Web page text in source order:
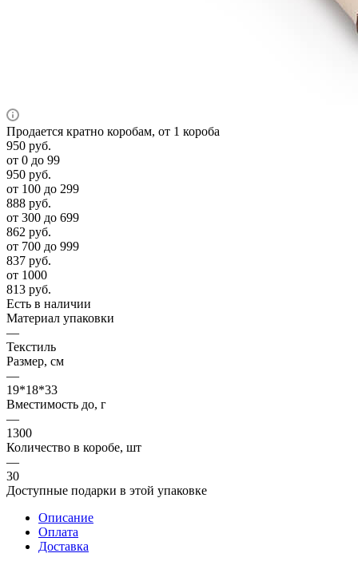
Продается кратно коробам, от 1 короба
950 руб.
от 0 до 99
950 руб.
от 100 до 299
888 руб.
от 300 до 699
862 руб.
от 700 до 999
837 руб.
от 1000
813 руб.
Есть в наличии
Материал упаковки
—
Текстиль
Размер, см
—
19*18*33
Вместимость до, г
—
1300
Количество в коробе, шт
—
30
Доступные подарки в этой упаковке
Описание
Оплата
Доставка